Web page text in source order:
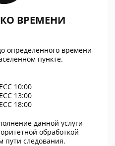
ВРЕМЕНИ
определенного времени
пункте.
10:00
13:00
18:00
данной услуги
обработкой
пути следования.